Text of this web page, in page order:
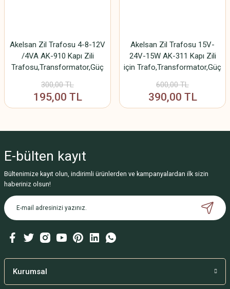
Akelsan Zil Trafosu 4-8-12V
/4VA AK-910 Kapı Zili
Trafosu,Transformator,Güç
300,00 TL
195,00 TL
Akelsan Zil Trafosu 15V-
24V-15W AK-311 Kapı Zili
için Trafo,Transformator,Güç
600,00 TL
390,00 TL
E-bülten kayıt
Bültenimize kayıt olun, indirimli ürünlerden ve kampanyalardan ilk sizin
haberiniz olsun!
Kurumsal